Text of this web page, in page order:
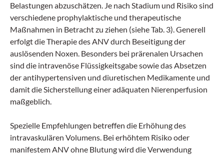
Belastungen abzuschätzen. Je nach Stadium und Risiko sind
verschiedene prophylaktische und therapeutische
Maßnahmen in Betracht zu ziehen (siehe Tab. 3). Generell
erfolgt die Therapie des ANV durch Beseitigung der
auslösenden Noxen. Besonders bei prärenalen Ursachen
sind die intravenöse Flüssigkeitsgabe sowie das Absetzen
der antihypertensiven und diuretischen Medikamente und
damit die Sicherstellung einer adäquaten Nierenperfusion
maßgeblich.
Spezielle Empfehlungen betreffen die Erhöhung des
intravaskulären Volumens. Bei erhöhtem Risiko oder
manifestem ANV ohne Blutung wird die Verwendung